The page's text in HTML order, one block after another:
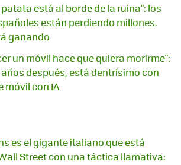
está al borde de la ruina": los
están perdiendo millones.
ganando
un móvil hace que quiera morirme":
después, está dentrísimo con
móvil con IA
es el gigante italiano que está
Street con una táctica llamativa: